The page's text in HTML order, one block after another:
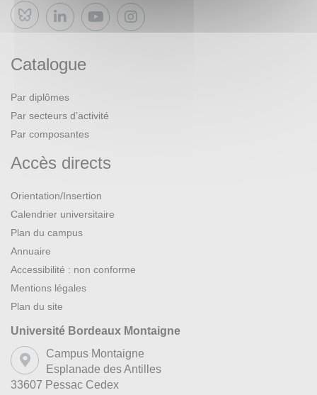
Bluesky
Catalogue
Par diplômes
Par secteurs d’activité
Par composantes
Accès directs
Orientation/Insertion
Calendrier universitaire
Plan du campus
Annuaire
Accessibilité : non conforme
Mentions légales
Plan du site
Université Bordeaux Montaigne
Campus Montaigne
Esplanade des Antilles
33607 Pessac Cedex